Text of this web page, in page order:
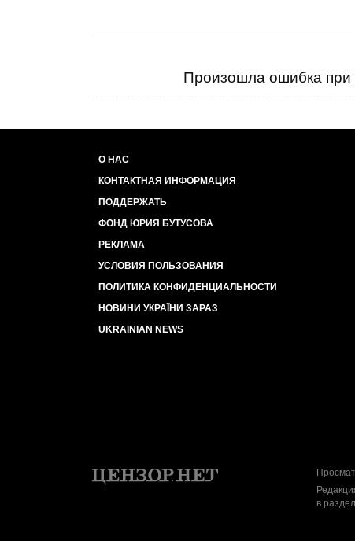
Произошла ошибка при
О НАС
КОНТАКТНАЯ ИНФОРМАЦИЯ
ПОДДЕРЖАТЬ
ФОНД ЮРИЯ БУТУСОВА
РЕКЛАМА
УСЛОВИЯ ПОЛЬЗОВАНИЯ
ПОЛИТИКА КОНФИДЕНЦИАЛЬНОСТИ
НОВИНИ УКРАЇНИ ЗАРАЗ
UKRAINIAN NEWS
в